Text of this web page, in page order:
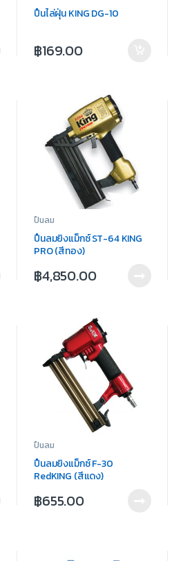
ปืนไล่ฝุ่น KING DG-10
฿169.00
ปืนลม
ปืนลมยิงแม็กซ์ ST-64 KING
PRO (สีทอง)
฿4,850.00
ปืนลม
ปืนลมยิงแม็กซ์ F-30
RedKING (สีแดง)
฿655.00